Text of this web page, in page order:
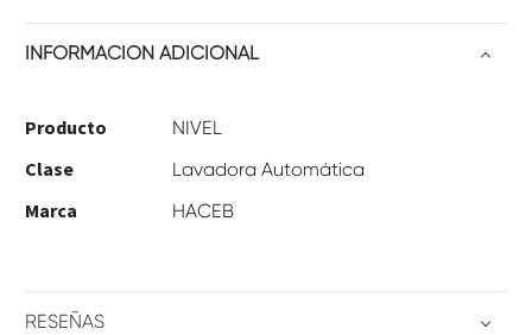
INFORMACIÓN ADICIONAL
Producto NIVEL
Clase Lavadora Automática
Marca HACEB
RESEÑAS